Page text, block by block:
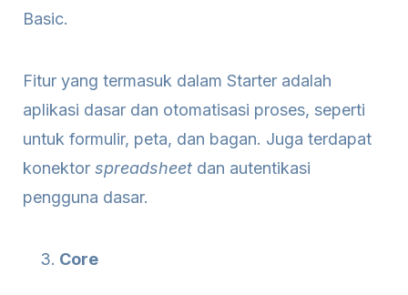
Basic.
Fitur yang termasuk dalam Starter adalah
aplikasi dasar dan otomatisasi proses, seperti
untuk formulir, peta, dan bagan. Juga terdapat
konektor spreadsheet dan autentikasi
pengguna dasar.
Core